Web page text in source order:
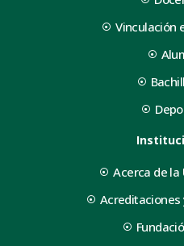
Vinculación
Acerca de la